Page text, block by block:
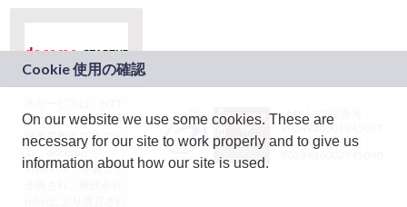
ドコモグループの新
規事業創出プログラ
ム「docomo
STARTUP」を通じて
JASRAC許諾番号：
9024936001Y45037
JASRAC許諾番号：
On our website we use some cookies. These are
necessary for our site to work properly and to give us
information about how our site is used.